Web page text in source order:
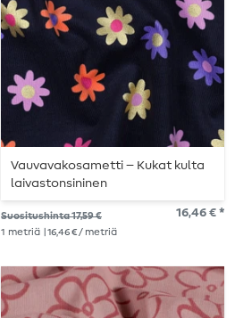
Vauvavakosametti – Kukat kulta
laivastonsininen
Suositushinta 17,59 € 16,46 € *
1 metriä | 16,46 € / metriä